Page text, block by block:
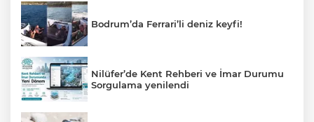
Bodrum’da Ferrari’li deniz keyfi!
Nilüfer’de Kent Rehberi ve İmar Durumu
Sorgulama yenilendi